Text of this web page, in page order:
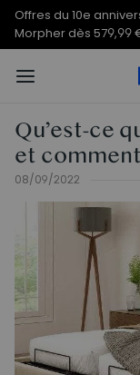
Offres du 10e
Morpher dès 579,99
Qu’est-ce
et
08/09/2022